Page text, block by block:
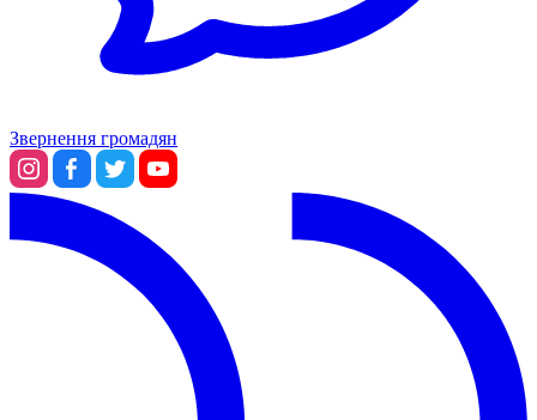
Звернення громадян